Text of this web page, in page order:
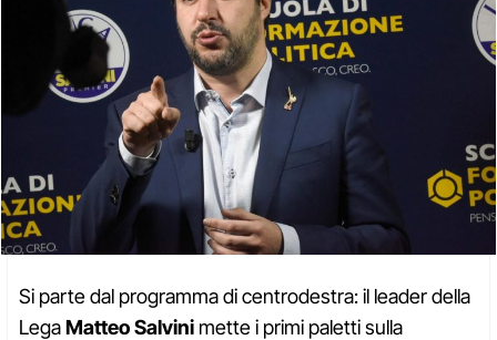
Si parte dal programma di centrodestra: il leader della
LegaMatteo Salvini mette i primi paletti sulla